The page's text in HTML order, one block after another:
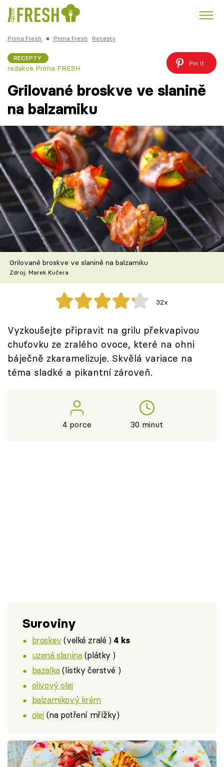
Česká kuchyně Čokoláda
Témata
Recepty
Články
TV Program
Škola vaření
Recepty z TV
Speciál: Cuketa
Těhotnej kuchař
Sledujte prima+
Přihlášení
Prima Fresh ■ Prima Fresh Recepty
RECEPTY
redakce Prima FRESH
Pin it
Grilované broskve ve slanině
na balzamiku
Grilované broskve ve slanině na balzamiku
Zdroj: Marek Kučera
32x
Vyzkoušejte připravit na grilu překvapivou
chuťovku ze zralého ovoce, které na ohni
báječně zkaramelizuje. Skvělá variace na
téma sladké a pikantní zároveň.
4 porce 30 minut
Suroviny
broskev (velké zralé ) 4 ks
uzená slanina(plátky )
bazalka(lístky čerstvé )
olivový olej
balzamikový krém
olej (na potření mřížky)